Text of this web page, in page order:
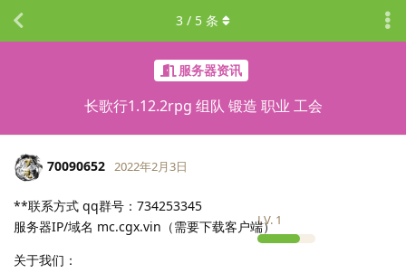
服务器资讯
长歌行1.12.2rpg 组队 锻造 职业 工会
3 / 5 条
70090652
LV. 1
2022年2月3日
**联系方式 qq群号：734253345
服务器IP/域名 mc.cgx.vin（需要下载客户端）
关于我们：